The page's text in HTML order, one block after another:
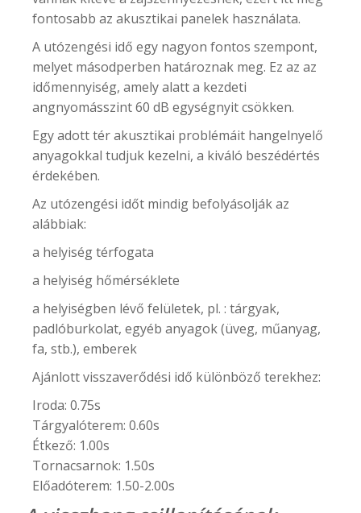
fontosabb az akusztikai panelek használata.
A utózengési idő egy nagyon fontos szempont,
melyet másodperben határoznak meg. Ez az az
időmennyiség, amely alatt a kezdeti
angnyomásszint 60 dB egységnyit csökken.
Egy adott tér akusztikai problémáit hangelnyelő
anyagokkal tudjuk kezelni, a kiváló beszédértés
érdekében.
Az utózengési időt mindig befolyásolják az
alábbiak:
a helyiség térfogata
a helyiség hőmérséklete
a helyiségben lévő felületek, pl. : tárgyak,
padlóburkolat, egyéb anyagok (üveg, műanyag,
fa, stb.), emberek
Ajánlott visszaverődési idő különböző terekhez:
Iroda: 0.75s
Tárgyalóterem: 0.60s
Étkező: 1.00s
Tornacsarnok: 1.50s
Előadóterem: 1.50-2.00s